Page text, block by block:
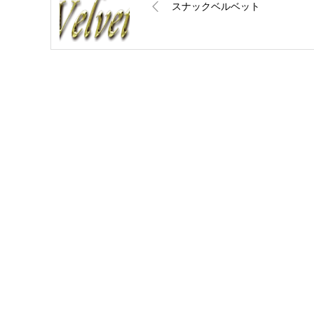
スナックベルベット